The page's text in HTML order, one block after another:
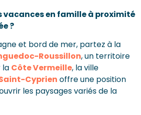
vacances en famille à proximité
?
et bord de mer, partez à la
Roussillon, un territoire
la Côte Vermeille, la ville
Cyprien offre une position
les paysages variés de la